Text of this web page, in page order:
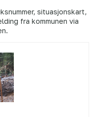
situasjonskart,
fra kommunen via